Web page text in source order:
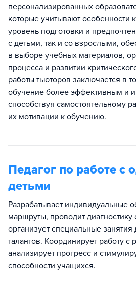
персонализированных
которые учитывают особенности
уровень подготовки и
с детьми, так и со взрослыми,
в выборе учебных материалов,
процесса и развитии
работы тьюторов заключается в
обучение более эффективным и
способствуя самостоятельному
их мотивации к обучению.
Педагог по работе с
детьми
Разрабатывает индивидуальные
маршруты, проводит диагностику
организует специальные занятия
талантов. Координирует работу с
анализирует прогресс и
способности учащихся.​